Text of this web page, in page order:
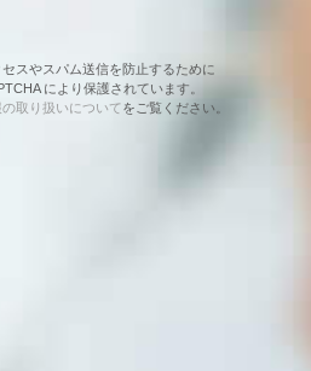
スやスパム送信を防止するために
により保護されています。
取り扱いについてをご覧ください。